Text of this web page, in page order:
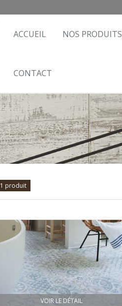
ACCUEIL NOS PRODUITS
CONTACT
1 produit
VOIR LE DÉTAIL